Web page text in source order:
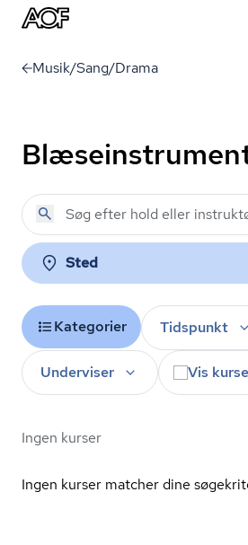
Musik/Sang/Drama
Sted
Kategorier Tidspunkt
Underviser Vis
Ingen kurser
Ingen kurser matcher dine